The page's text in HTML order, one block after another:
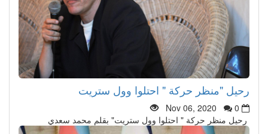
رحيل "منظر حركة " احتلوا وول ستريت
Nov 06, 2020
0
رحيل منظر حركة " احتلوا وول ستريت" بقلم محمد سعدي